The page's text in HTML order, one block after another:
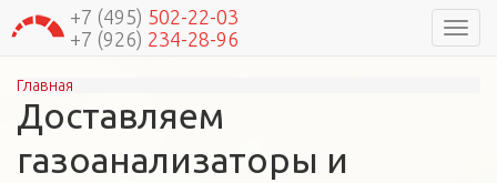
+7 (495) 502-22-03
+7 (926) 234-28-96
Вы здесь
Главная
Доставляем
газоанализаторы и